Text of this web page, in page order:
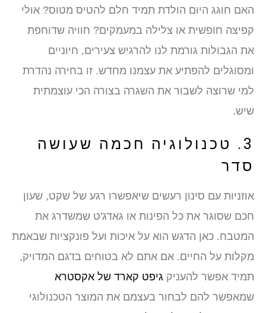
האם חוגג היום הולדת תמיד חלם להטיס מטוס? אולי
קפיצה חופשית או צלילה במעמקים? חוויה שדוחפת
את הגבולות גורמת לנו להרגיש צעירים, חיוניים
ומסוגלים להפתיע את עצמנו מחדש. זו בחירה נהדרת
למי שרוצה לשבור את השגרה בצורה הכי עוצמתית
שיש.
3. טכנולוגיה חכמה שעושה
סדר
אוזניות עם סינון רעשים שיאפשרו רגע של שקט, שעון
חכם שסוגר את כל הפינות או גאדג'ט שמשדרג את
המטבח. כאן הדגש הוא על איכות ועל פונקציות שבאמת
מקלות על החיים. אם אתם לא בטוחים בדגם המדויק,
תמיד אפשר להעניק גיפט קארד של אקסטרא
שמאפשר להם לבחור בעצמם את המוצר הטכנולוגי